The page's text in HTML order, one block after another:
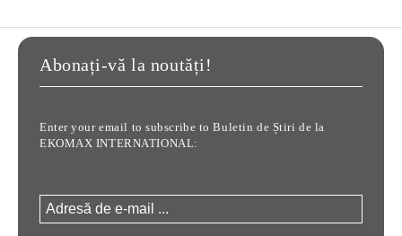
Abonați-vă la noutăți!
Enter your email to subscribe to Buletin de Știri de la
EKOMAX INTERNATIONAL: